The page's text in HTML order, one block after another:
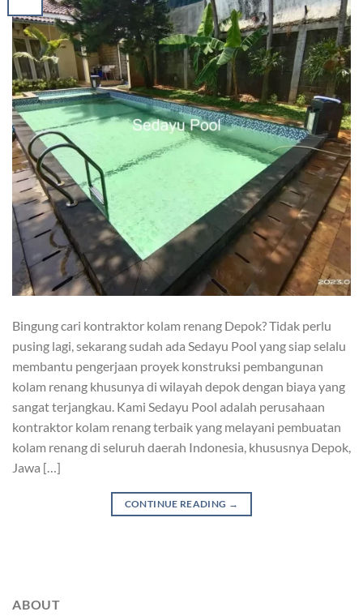
Bingung cari kontraktor kolam renang Depok? Tidak perlu
pusing lagi, sekarang sudah ada Sedayu Pool yang siap selalu
membantu pengerjaan proyek konstruksi pembangunan
kolam renang khusunya di wilayah depok dengan biaya yang
sangat terjangkau. Kami Sedayu Pool adalah perusahaan
kontraktor kolam renang terbaik yang melayani pembuatan
kolam renang di seluruh daerah Indonesia, khususnya Depok,
Jawa […]
CONTINUE READING →
ABOUT